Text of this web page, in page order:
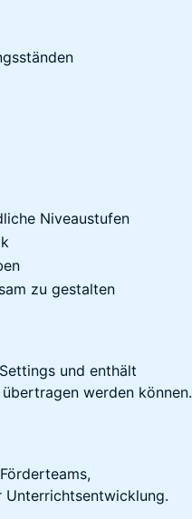
Niveaustufen
zu gestalten
und enthält
werden können.
Unterrichtsentwicklung.